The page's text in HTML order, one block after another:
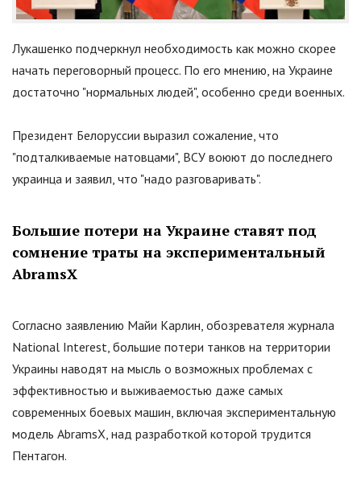
Лукашенко подчеркнул необходимость как можно скорее
начать переговорный процесс. По его мнению, на Украине
достаточно "нормальных людей", особенно среди военных.
Президент Белоруссии выразил сожаление, что
"подталкиваемые натовцами", ВСУ воюют до последнего
украинца и заявил, что "надо разговаривать".
Большие потери на Украине ставят под
сомнение траты на экспериментальный
AbramsX
Согласно заявлению Майи Карлин, обозревателя журнала
National Interest, большие потери танков на территории
Украины наводят на мысль о возможных проблемах с
эффективностью и выживаемостью даже самых
современных боевых машин, включая экспериментальную
модель AbramsX, над разработкой которой трудится
Пентагон.